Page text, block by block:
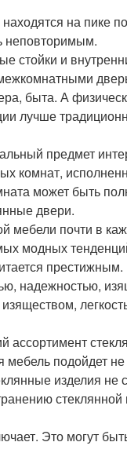
на пике
неповторимым.
стойки и
быта. А
лучше
предмет
комнат,
может быть
двери.
мебели почти в
модных
престижным.
надежностью,
ассортимент
мебель подойдет
изделия не
Это могут